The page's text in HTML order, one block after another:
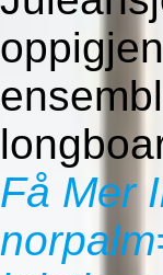
Få Mer